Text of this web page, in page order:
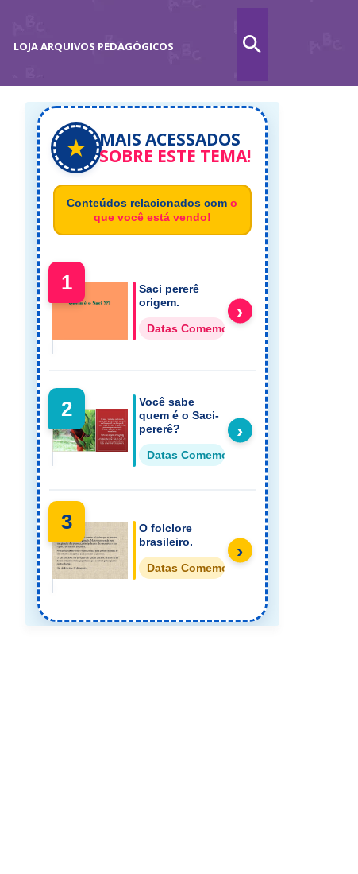
LOJA ARQUIVOS PEDAGÓGICOS
★ MAIS ACESSADOS
SOBRE ESTE TEMA!
Conteúdos relacionados com o
que você está vendo!
1
Saci pererê
origem.
Datas Comemorativas Folclore
›
2
Você sabe
quem é o Saci-
pererê?
Datas Comemorativas Folclore
›
3
O folclore
brasileiro.
Datas Comemorativas Folclore
›